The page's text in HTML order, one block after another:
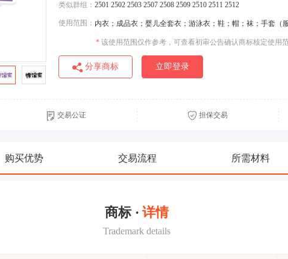
类似群组： 2501 2502 2503 2507 2508 2509 2510 2511 2512
使用范围： 内衣；成品衣；婴儿全套衣；游泳衣；鞋；帽；袜；手套（
* 该使用范围仅作参考，可查看初审公告确认商标核定使用
分享商标
立即登录
交易公证 担保交易
购买优势 交易流程 所需材料
商标 · 详情
Trademark details